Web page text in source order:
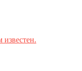
известен.